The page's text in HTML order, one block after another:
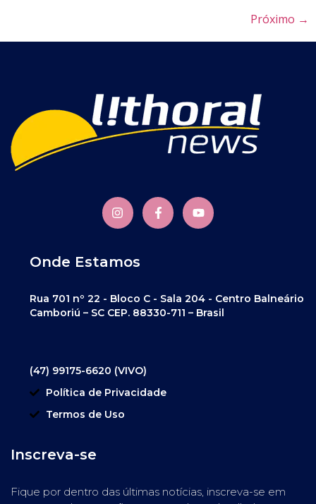
Próximo →
Onde Estamos
Rua 701 nº 22 - Bloco C - Sala 204 - Centro Balneário
Camboriú – SC CEP. 88330-711 – Brasil
(47) 99175-6620 (VIVO)
Política de Privacidade
Termos de Uso
Inscreva-se
Fique por dentro das últimas notícias, inscreva-se em